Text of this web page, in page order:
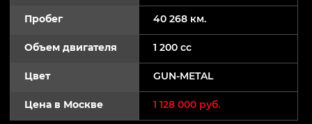
Пробег 40 268 км.
Объем двигателя 1 200 cc
Цвет GUN-METAL
Цена в Москве 1 128 000 руб.